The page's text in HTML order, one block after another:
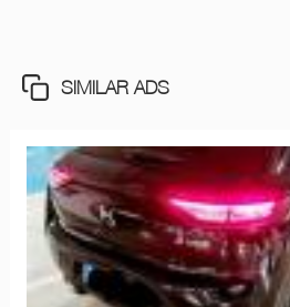
SIMILAR ADS